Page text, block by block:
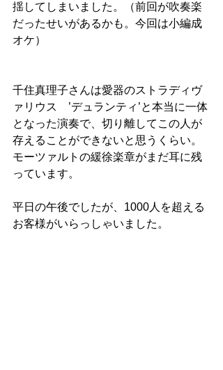
揺してしまいました。（前回が吹奏楽
だったせいがあるかも。今回は小編成
オケ）
千住真理子さんは愛器のストラディヴ
ァリウス　’デュランティ’と本当に一体
となった演奏で、切り離してこの人が
存えることができないと思うくらい。
モーツァルトの緩徐楽章がまだ耳に残
っています。
平日の午後でしたが、1000人を超える
お客様がいらっしゃいました。